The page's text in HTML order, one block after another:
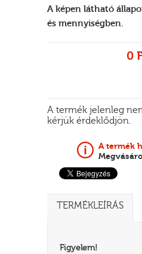
A képen látható
és mennyiségben.
0
A termék jelenleg
kérjük érdeklődjön.
A termék
TERMÉKLEÍRÁS
Figyelem!